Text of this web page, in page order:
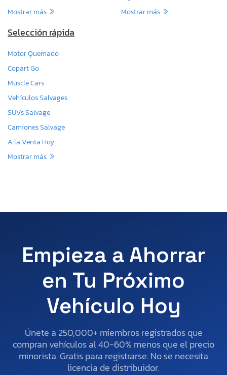
Mostrar más
Mostrar más
Selección rápida
Motor Quemado
Copart Go
Muscle Cars
Vehículos Salvages
SUVs Salvage
Camiones Salvage
A la Venta Hoy
Mostrar más
Empieza a Ahorrar
en Tu Próximo
Vehículo Hoy
Únete a 250,000+ miembros registrados que
compran vehículos al 40-60% menos que el precio
minorista. Gratis para registrarse. No se necesita
licencia de distribuidor.